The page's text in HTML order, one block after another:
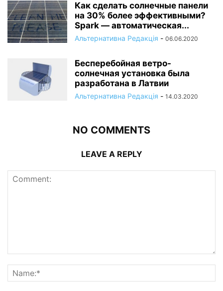
Как сделать солнечные панели
на 30% более эффективными?
Spark — автоматическая...
Альтернативна Редакція - 06.06.2020
Бесперебойная ветро-
солнечная установка была
разработана в Латвии
Альтернативна Редакція - 14.03.2020
NO COMMENTS
LEAVE A REPLY